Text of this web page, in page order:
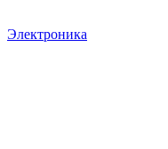
Электроника